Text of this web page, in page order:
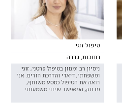
טיפול זוגי
רחובות, גדרה
ניסיון רב ומגוון בטיפול פרטני, זוגי
ומשפחתי, דיאדי והדרכת הורים. אני
רואה את הטיפול כמסע משותף,
מרתק, המאפשר שינוי משמעותי.